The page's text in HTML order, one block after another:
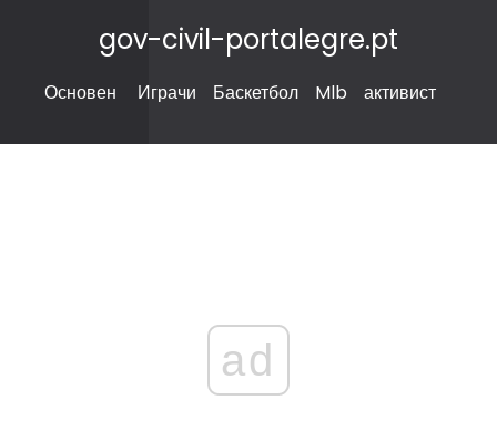
gov-civil-portalegre.pt
Основен Играчи Баскетбол Mlb активист
ad